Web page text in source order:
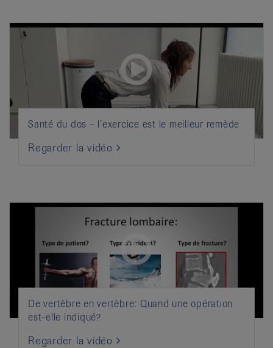
Santé du dos – l’exercice est le meilleur remède
Regarder la vidéo
De vertèbre en vertèbre: Quand une opération
est-elle indiqué?
Regarder la vidéo